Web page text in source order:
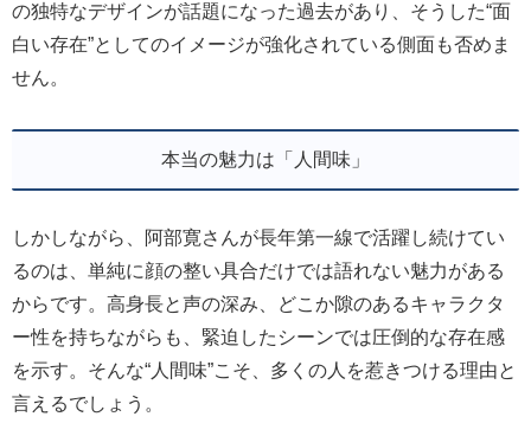
の独特なデザインが話題になった過去があり、そうした“面
白い存在”としてのイメージが強化されている側面も否めま
せん。
本当の魅力は「人間味」
しかしながら、阿部寛さんが長年第一線で活躍し続けてい
るのは、単純に顔の整い具合だけでは語れない魅力がある
からです。高身長と声の深み、どこか隙のあるキャラクタ
ー性を持ちながらも、緊迫したシーンでは圧倒的な存在感
を示す。そんな“人間味”こそ、多くの人を惹きつける理由と
言えるでしょう。